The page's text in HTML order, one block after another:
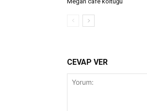
CEVAP VER